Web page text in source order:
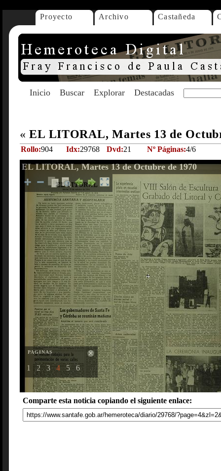
Proyecto Archivo Castañeda
Inicio Buscar Explorar Destacadas
« EL LITORAL, Martes 13 de
Rollo:904 Idx:29768 Dvd:21 Nº Páginas:4/6
EL LITORAL, Martes 13 de Octubre de 1970
PAGINAS
1 2 3 4 5 6
Comparte esta noticia copiando el siguiente enlace: